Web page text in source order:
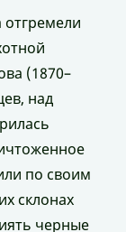
отгремели
(1870–
над
по своим
склонах
черные